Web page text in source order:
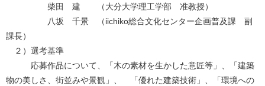
柴田 建 （大分大学理工学部 准教授）
八坂 千景 （iichiko総合文化センター企画普及課 副
課長）
２）選考基準
応募作品について、「木の素材を生かした意匠等」、「建築
物の美しさ、街並みや景観」、 「優れた建築技術」、「環境への